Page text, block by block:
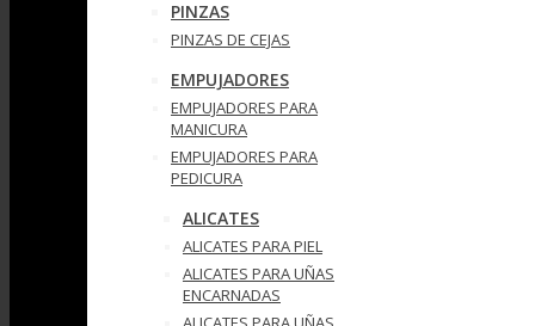
PINZAS
PINZAS DE CEJAS
EMPUJADORES
EMPUJADORES PARA
MANICURA
EMPUJADORES PARA
PEDICURA
ALICATES
ALICATES PARA PIEL
ALICATES PARA UÑAS
ENCARNADAS